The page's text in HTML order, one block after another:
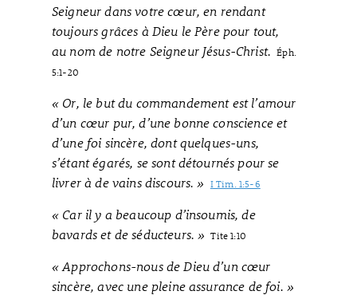
Seigneur dans votre cœur, en rendant
toujours grâces à Dieu le Père pour tout,
au nom de notre Seigneur Jésus-Christ. Éph.
5:1-20
« Or, le but du commandement est l’amour
d’un cœur pur, d’une bonne conscience et
d’une foi sincère, dont quelques-uns,
s’étant égarés, se sont détournés pour se
livrer à de vains discours. » I Tim. 1:5-6
« Car il y a beaucoup d’insoumis, de
bavards et de séducteurs. » Tite 1:10
« Approchons-nous de Dieu d’un cœur
sincère, avec une pleine assurance de foi. »